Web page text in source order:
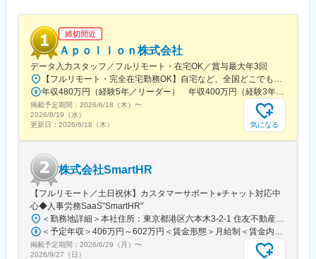
■扱うサービス
不動産売買・仲介、賃貸物件管理、リノベーション提案、サブリ
ース等
■組織構成
社員同士の距離が近く、意見交換やサポートが活発です。
■業務の魅力
地域に根ざし、「住みよい街」を作る仕事を通して社会貢献が実
感できます。成果や貢献度を公正に評価する制度、大型連休や育
■教育体制
OJTと資格取得支援（教材配布・費用補助）があり、未経験から
専門性を身につけられる環境です。
■就業環境
マイカー通勤OK、残業少なめ（平均月25時間）、時短勤務や休日
調整も柔軟に対応します。
締切間近
Ａｐｏｌｌｏｎ株式会社
データ入力スタッフ／フルリモート・在宅OK／賞与最大年3回
【フルリモート・完全在宅勤務OK】自宅など、全国どこでもあなたが働きやすい場所で働けます★転居を伴う転勤なし★全国47都道府県どこからでも応募OK【本社】東京都新宿区山吹町130番地の15 茜ビル2-A＜アクセス＞有楽町線「江戸川橋駅」、東西線「東西線」より徒歩10分※受動喫煙対策：あり
年収480万円（経験5年／リーダー） 年収400万円（経験3年／メンバー）
掲載予定期間： 2026/6/18（木） 〜
2026/8/19（水）
更新日： 2026/6/18（木） 気になる
株式会社SmartHR
【フルリモート／土日祝休】カスタマーサポート※チャット対応中
心◆人事労務SaaS”SmartHR"
＜勤務地詳細＞本社住所：東京都港区六本木3-2-1 住友不動産六本木グランドタワー勤務地最寄駅：東京メトロ南北線／六本木一丁目駅受動喫煙対策：屋内全面禁煙変更の範囲：会社の定める事業所（リモートワーク含む）
＜予定年収＞406万円～602万円＜賃金形態＞月給制＜賃金内訳＞月額（基本給）：212,480円～315,200円その他固定手当/月：5,000円固定残業手当/月：77,520円～114,800円（固定残業時間45時間0分/月）超過した時間外労働の残業手当は追加支給＜月給＞295,000円～435,000円（一律手当を含む）＜昇給有無＞有＜残業手当＞有賃金はあくまでも目安の金額であり、選考を通じて上下する可能性があります。月給(月額)は固定手当を含めた表記です。
掲載予定期間： 2026/6/29（月） 〜
2026/9/27（日）